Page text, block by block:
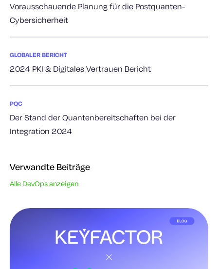
Vorausschauende Planung für die Postquanten-
Cybersicherheit
GLOBALER BERICHT
2024 PKI & Digitales Vertrauen Bericht
PQC
Der Stand der Quantenbereitschaften bei der
Integration 2024
Verwandte Beiträge
Alle DevOps anzeigen